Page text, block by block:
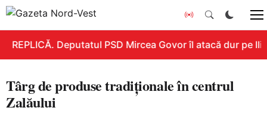
REPLICĂ. Deputatul PSD Mircea Govor îl atacă dur pe
Târg de produse tradiţionale în centrul
Zalăului